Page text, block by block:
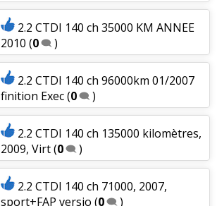
2.2 CTDI 140 ch 35000 KM ANNEE
2010 (0 )
2.2 CTDI 140 ch 96000km 01/2007
finition Exec(0 )
2.2 CTDI 140 ch 135000 kilomètres,
2009, Virt(0 )
2.2 CTDI 140 ch 71000, 2007,
sport+FAP versio (0 )